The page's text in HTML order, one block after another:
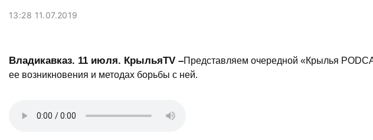
13:28 11.07.2019
Владикавказ. 11 июля. КрыльяTV –Представляем очередной «Крылья
ее возникновения и методах борьбы с ней.